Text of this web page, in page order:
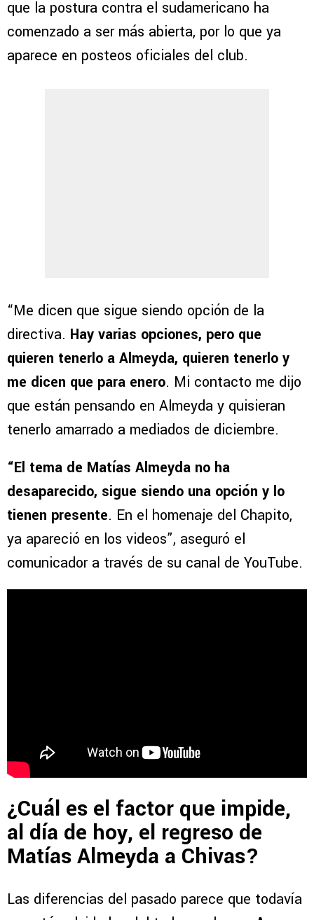
que la postura contra el sudamericano ha
comenzado a ser más abierta, por lo que ya
aparece en posteos oficiales del club.
“Me dicen que sigue siendo opción de la
directiva. Hay varias opciones, pero que
quieren tenerlo a Almeyda, quieren tenerlo y
me dicen que para enero. Mi contacto me dijo
que están pensando en Almeyda y quisieran
tenerlo amarrado a mediados de diciembre.
“El tema de Matías Almeyda no ha
desaparecido, sigue siendo una opción y lo
tienen presente. En el homenaje del Chapito,
ya apareció en los videos”, aseguró el
comunicador a través de su canal de YouTube.
¿Cuál es el factor que impide,
al día de hoy, el regreso de
Matías Almeyda a Chivas?
Las diferencias del pasado parece que todavía